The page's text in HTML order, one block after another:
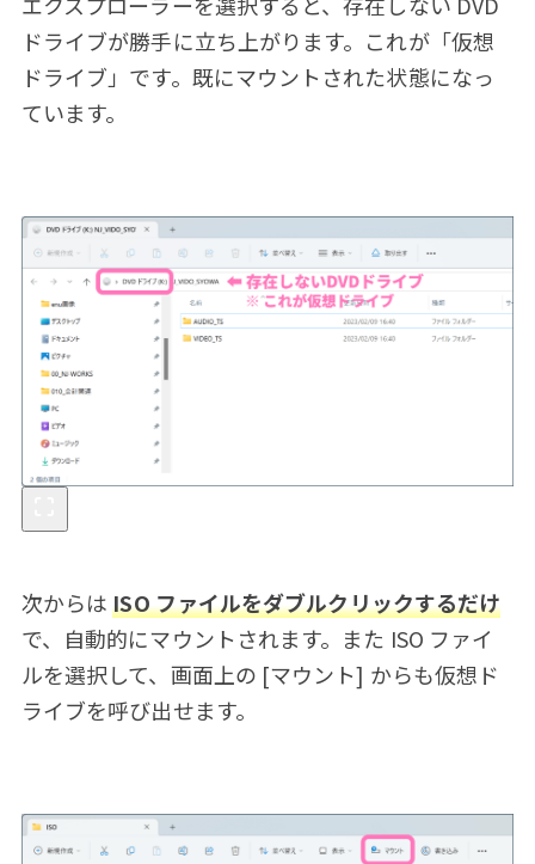
ドライブが勝手に立ち上がります。これが「仮想
ドライブ」です。既にマウントされた状態になっ
ています。
次からはISO ファイルをダブルクリックするだけ
で、自動的にマウントされます。また ISO ファイ
ルを選択して、画面上の [マウント] からも仮想ド
ライブを呼び出せます。